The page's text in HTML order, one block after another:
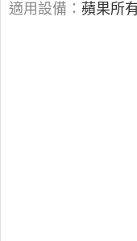
適用設備： 蘋果所